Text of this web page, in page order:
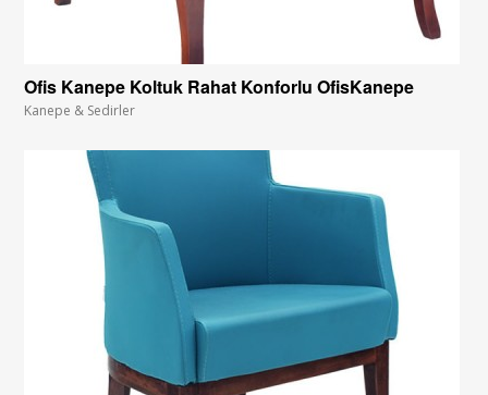
Ofis Kanepe Koltuk Rahat Konforlu OfisKanepe
Kanepe & Sedirler